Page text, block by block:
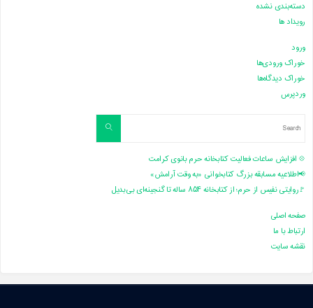
دسته‌بندی نشده
رویداد ها
ورود
خوراک ورودی‌ها
خوراک دیدگاه‌ها
وردپرس
Search
💠 افزایش ساعات فعالیت کتابخانه حرم بانوی کرامت
📢اطلاعیه مسابقه بزرگ کتابخوانی «به وقت آرامش»
🚩روایتی نفیس از حرم؛ از کتابخانه ۸۵۴ ساله تا گنجینه‌ای بی‌بدیل
صفحه اصلی
ارتباط با ما
نقشه سایت